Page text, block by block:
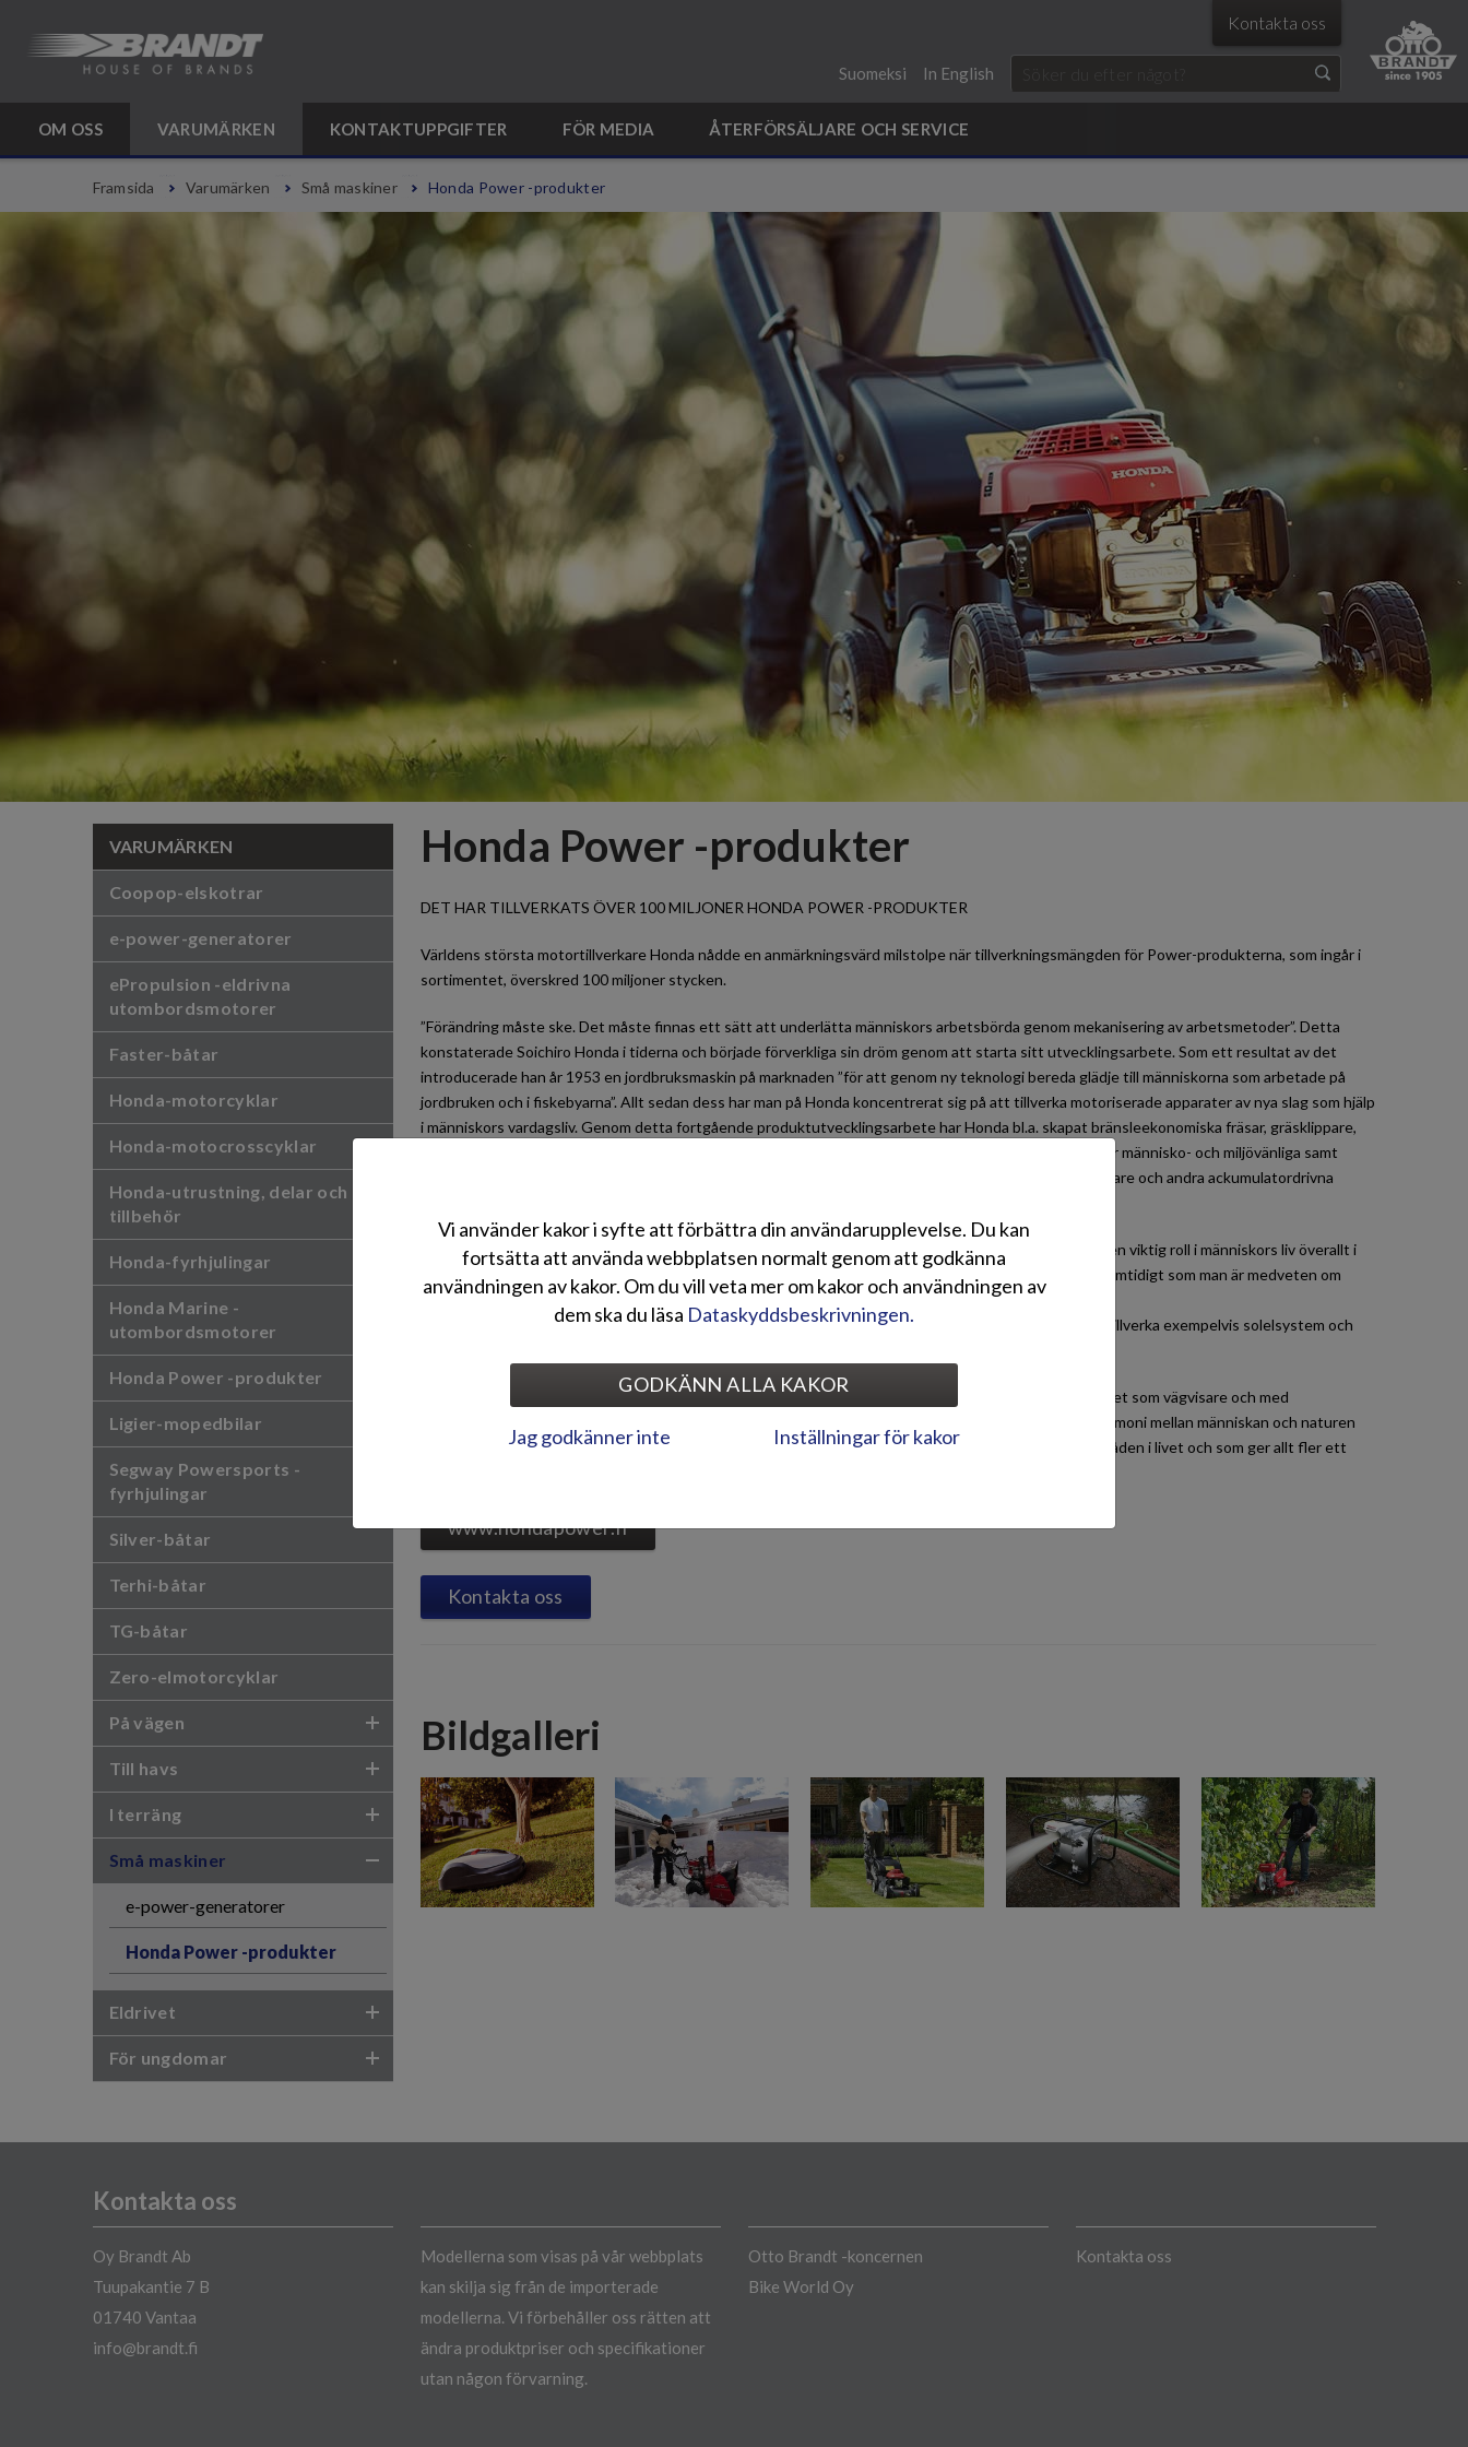
Kontakta oss
Suomeksi In English
OM OSS VARUMÄRKEN KONTAKTUPPGIFTER FÖR MEDIA ÅTERFÖRSÄLJARE OCH SERVICE
Framsida Varumärken Små maskiner Honda Power -produkter
Honda Power -produkter
DET HAR TILLVERKATS ÖVER 100 MILJONER HONDA POWER -PRODUKTER
Världens största motortillverkare Honda nådde en anmärkningsvärd milstolpe när tillverkningsmängden för Power-produkterna, som ingår i
sortimentet, överskred 100 miljoner stycken.
”Förändring måste ske. Det måste finnas ett sätt att underlätta människors arbetsbörda genom mekanisering av arbetsmetoder”. Detta
konstaterade Soichiro Honda i tiderna och började förverkliga sin dröm genom att starta sitt utvecklingsarbete. Som ett resultat av det
introducerade han år 1953 en jordbruksmaskin på marknaden ”för att genom ny teknologi bereda glädje till människorna som arbetade på
jordbruken och i fiskebyarna”. Allt sedan dess har man på Honda koncentrerat sig på att tillverka motoriserade apparater av nya slag som hjälp
i människors vardagsliv. Genom detta fortgående produktutvecklingsarbete har Honda bl.a. skapat bränsleekonomiska fräsar, gräsklippare,
utombordsmotorer, generatorer, snöslungor och andra apparater, som alla har det gemensamt att de är människo- och miljövänliga samt
funktionssäkra. Honda är också känd för sin Asimo-robot och idag tillverkar Honda även robotgräsklippare och andra ackumulatordrivna
Till dags datum har man redan tillverkat 100 miljoner av dessa Honda Power -produkter, och de spelar en viktig roll i människors liv överallt i
världen. Honda utvecklar kontinuerligt sitt kunnande och sina produkters utmanande miljöteknologi samtidigt som man är medveten om
människors behov av bl.a. energisparande.
Honda har även alltid varit känd för sina nya områdeserövringar. Företaget har som mål att i framtiden tillverka exempelvis solelsystem och
Nu när den anmärkningsvärda milstolpen på 100 miljoner enheter nåtts fortsätter Honda sin verksamhet som vägvisare och med
målsättningen att skapa nya värden för konsumenterna. Genom att utveckla teknologi som främjar harmoni mellan människan och naturen
erbjuder Honda effektiva lösningar, som underlättar för människor att få sitt arbete gjort inom alla områden i livet och som ger allt fler ett
www.hondapower.fi
Kontakta oss
Bildgalleri
VARUMÄRKEN
Coopop-elskotrar
e-power-generatorer
ePropulsion -eldrivna
utombordsmotorer
Faster-båtar
Honda-motorcyklar
Honda-motocrosscyklar
Honda-utrustning, delar och
tillbehör
Honda-fyrhjulingar
Honda Marine -
utombordsmotorer
Honda Power -produkter
Ligier-mopedbilar
Segway Powersports -
fyrhjulingar
Silver-båtar
Terhi-båtar
TG-båtar
Zero-elmotorcyklar
På vägen
Till havs
I terräng
Små maskiner
e-power-generatorer
Honda Power -produkter
Eldrivet
För ungdomar
Kontakta oss
Oy Brandt Ab
Tuupakantie 7 B
01740 Vantaa
info@brandt.fi
Modellerna som visas på vår webbplats
kan skilja sig från de importerade
modellerna. Vi förbehåller oss rätten att
ändra produktpriser och specifikationer
utan någon förvarning.
Otto Brandt -koncernen
Bike World Oy
Kontakta oss
Vi använder kakor i syfte att förbättra din användarupplevelse. Du kan
fortsätta att använda webbplatsen normalt genom att godkänna
användningen av kakor. Om du vill veta mer om kakor och användningen av
dem ska du läsa Dataskyddsbeskrivningen.
GODKÄNN ALLA KAKOR
Jag godkänner inte Inställningar för kakor